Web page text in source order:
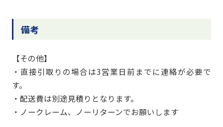
備考
【その他】
・直接引取りの場合は3営業日前までに連絡が必要で
す。
・配送費は別途見積りとなります。
・ノークレーム、ノーリターンでお願いします